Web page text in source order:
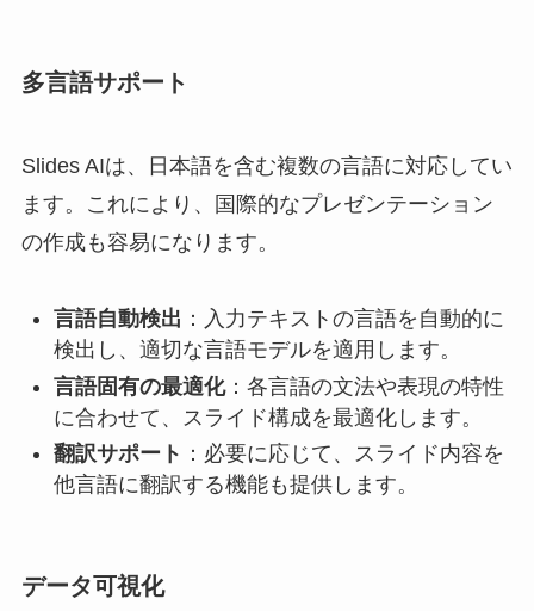
多言語サポート
Slides AIは、日本語を含む複数の言語に対応してい
ます。これにより、国際的なプレゼンテーション
の作成も容易になります。
言語自動検出 ：入力テキストの言語を自動的に
検出し、適切な言語モデルを適用します。
言語固有の最適化：各言語の文法や表現の特性
に合わせて、スライド構成を最適化します。
翻訳サポート ：必要に応じて、スライド内容を
他言語に翻訳する機能も提供します。
データ可視化